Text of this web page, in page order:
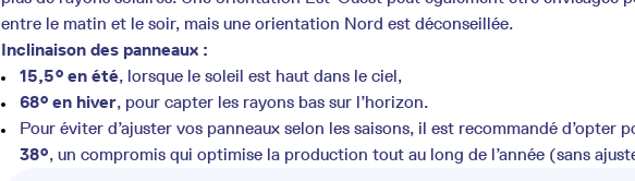
entre le matin et le soir, mais une orientation Nord est déconseillée.
Inclinaison des panneaux :
15,5° en été, lorsque le soleil est haut dans le ciel,
68° en hiver, pour capter les rayons bas sur l’horizon.
Pour éviter d’ajuster vos panneaux selon les saisons, il est recommandé d’opter
38°, un compromis qui optimise la production tout au long de l’année (sans